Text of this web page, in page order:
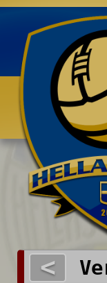
Benvenuti su
<